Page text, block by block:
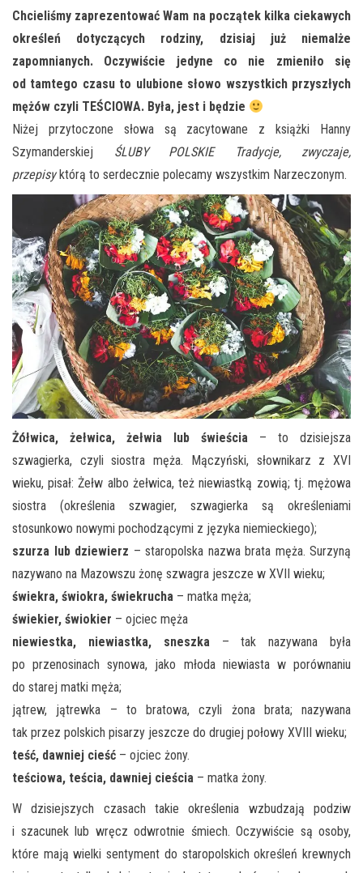
Chcieliśmy zaprezentować Wam na początek kilka ciekawych
określeń dotyczących rodziny, dzisiaj już niemalże
zapomnianych. Oczywiście jedyne co nie zmieniło się
od tamtego czasu to ulubione słowo wszystkich przyszłych
mężów czyli TEŚCIOWA. Była, jest i będzie
Niżej przytoczone słowa są zacytowane z książki Hanny
Szymanderskiej ŚLUBY POLSKIE Tradycje, zwyczaje,
przepisyktórą to serdecznie polecamy wszystkim Narzeczonym.
Żółwica, żełwica, żełwia lub świeścia – to dzisiejsza
szwagierka, czyli siostra męża. Mączyński, słownikarz z XVI
wieku, pisał: Żełw albo żełwica, też niewiastką zowią; tj. mężowa
siostra (określenia szwagier, szwagierka są określeniami
stosunkowo nowymi pochodzącymi z języka niemieckiego);
szurza lub dziewierz – staropolska nazwa brata męża. Surzyną
nazywano na Mazowszu żonę szwagra jeszcze w XVII wieku;
świekra, świokra, świekrucha – matka męża;
świekier, świokier – ojciec męża
niewiestka, niewiastka, sneszka– tak nazywana była
po przenosinach synowa, jako młoda niewiasta w porównaniu
do starej matki męża;
jątrew, jątrewka – to bratowa, czyli żona brata; nazywana
tak przez polskich pisarzy jeszcze do drugiej połowy XVIII wieku;
teść, dawniej cieść – ojciec żony.
teściowa, teścia, dawniej cieścia – matka żony.
W dzisiejszych czasach takie określenia wzbudzają podziw
i szacunek lub wręcz odwrotnie śmiech. Oczywiście są osoby,
które mają wielki sentyment do staropolskich określeń krewnych